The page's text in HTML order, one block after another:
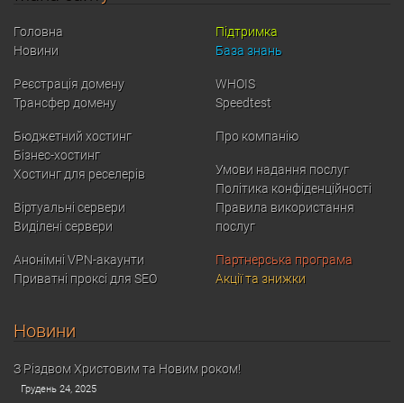
Головна
Новини
Реєстрація домену
Трансфер домену
Бюджетний хостинг
Бізнес-хостинг
Хостинг для реселерів
Віртуальні сервери
Виділені сервери
Анонімні VPN-акаунти
Приватні проксі для SEO
Підтримка
База знань
WHOIS
Speedtest
Про компанію
Умови надання послуг
Політика конфіденційності
Правила використання
послуг
Партнерська програма
Акції та знижки
Новини
З Різдвом Христовим та Новим роком!
Грудень 24, 2025